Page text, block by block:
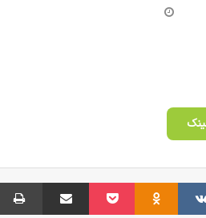
‫VKontakte
‫Odnoklassniki پاکت اشتراک گذاری از طریق ایمیل
شهید داشت
سالانه باید ۱۰ هزار پرستار جذب مراکز درمانی
شوند